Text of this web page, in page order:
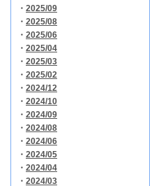
・ 2025/09
・ 2025/08
・ 2025/06
・ 2025/04
・ 2025/03
・ 2025/02
・ 2024/12
・ 2024/10
・ 2024/09
・ 2024/08
・ 2024/06
・ 2024/05
・ 2024/04
・ 2024/03